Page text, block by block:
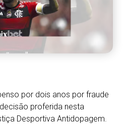
por dois anos por fraude
proferida nesta
Desportiva Antidopagem.